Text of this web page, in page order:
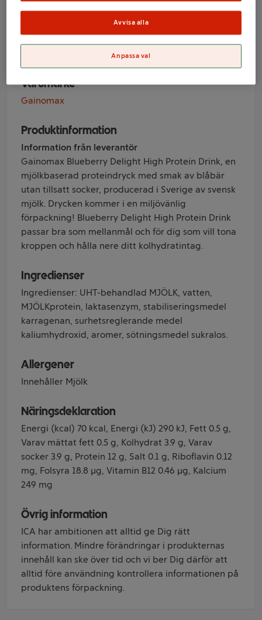
Blåbär 250ml
Gainomax
Varumärke
Gainomax
Produktinformation
Information från leverantör
Gainomax Blueberry Delight High Protein Drink, en
mjölkbaserad proteindryck med smak av blåbär
utan tillsatt socker, producerad i Sverige av svensk
mjölk. Drycken kommer i en miljövänlig
förpackning! Blueberry Delight High Protein Drink
passar bra som mellanmål och för dig som vill tona
kroppen och hålla nere ditt kolhydratintag.
Ingredienser
Ingredienser: UHT-behandlad MJÖLK, vatten,
MJÖLKprotein, laktasenzym, stabiliseringsmedel
karragenan, surhetsreglerande medel
kaliumhydroxid, aromer, sötningsmedel sukralos.
Allergener
Innehåller Mjölk
Näringsdeklaration
Energi (kcal) 70 kcal, Energi (kJ) 290 kJ, Fett 0.5 g,
Varav mättat fett 0.5 g, Kolhydrat 3.9 g, Varav
socker 3.9 g, Protein 12 g, Salt 0.1 g, Riboflavin 0.12
mg, Folsyra 18.8 µg, Vitamin B12 0.46 µg, Kalcium
249 mg
Övrig information
ICA har ambitionen att alltid ge Dig rätt
information. Mindre förändringar i produkternas
innehåll kan ske över tid och vi ber Dig därför att
alltid före användning kontrollera informationen på
produktens förpackning.
Avvisa alla
Anpassa val